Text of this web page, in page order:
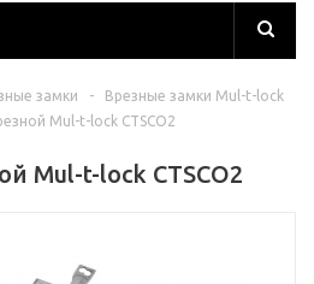
замки -
Врезные замки Mul-t-lock
Mul-t-lock CTSCO2
Mul-t-lock CTSCO2